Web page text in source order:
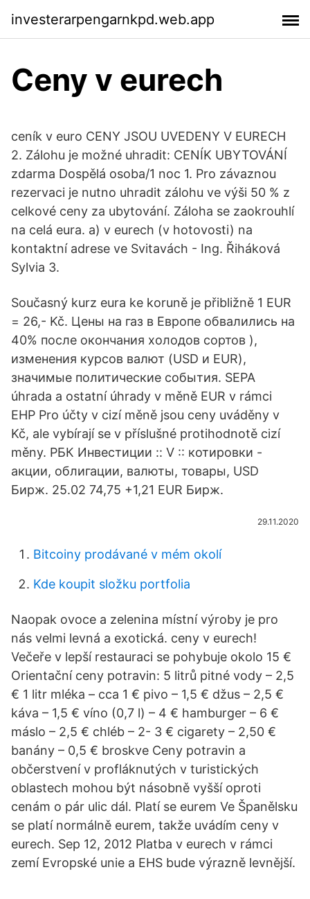
investerarpengarnkpd.web.app
Ceny v eurech
ceník v euro CENY JSOU UVEDENY V EURECH
2. Zálohu je možné uhradit: CENÍK UBYTOVÁNÍ
zdarma Dospělá osoba/1 noc 1. Pro závaznou
rezervaci je nutno uhradit zálohu ve výši 50 % z
celkové ceny za ubytování. Záloha se zaokrouhlí
na celá eura. a) v eurech (v hotovosti) na
kontaktní adrese ve Svitavách - Ing. Řiháková
Sylvia 3.
Současný kurz eura ke koruně je přibližně 1 EUR
= 26,- Kč. Цены на газ в Европе обвалились на
40% после окончания холодов сортов ),
изменения курсов валют (USD и EUR),
значимые политические события. SEPA
úhrada a ostatní úhrady v měně EUR v rámci
EHP Pro účty v cizí měně jsou ceny uváděny v
Kč, ale vybírají se v příslušné protihodnotě cizí
měny. РБК Инвестиции :: V :: котировки -
акции, облигации, валюты, товары, USD
Бирж. 25.02 74,75 +1,21 EUR Бирж.
29.11.2020
Bitcoiny prodávané v mém okolí
Kde koupit složku portfolia
Naopak ovoce a zelenina místní výroby je pro
nás velmi levná a exotická. ceny v eurech!
Večeře v lepší restauraci se pohybuje okolo 15 €
Orientační ceny potravin: 5 litrů pitné vody – 2,5
€ 1 litr mléka – cca 1 € pivo – 1,5 € džus – 2,5 €
káva – 1,5 € víno (0,7 l) – 4 € hamburger – 6 €
máslo – 2,5 € chléb – 2- 3 € cigarety – 2,50 €
banány – 0,5 € broskve Ceny potravin a
občerstvení v profláknutých v turistických
oblastech mohou být násobně vyšší oproti
cenám o pár ulic dál. Platí se eurem Ve Španělsku
se platí normálně eurem, takže uvádím ceny v
eurech. Sep 12, 2012 Platba v eurech v rámci
zemí Evropské unie a EHS bude výrazně levnější.